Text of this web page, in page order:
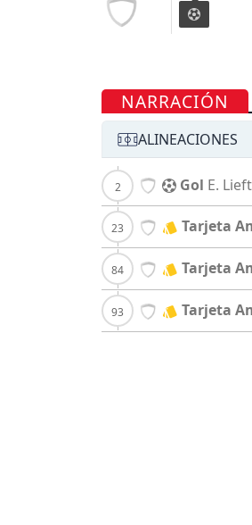
NARRACIÓN
ALINEACIONES
Gol E.
Tarjeta
Tarjeta
Tarjeta